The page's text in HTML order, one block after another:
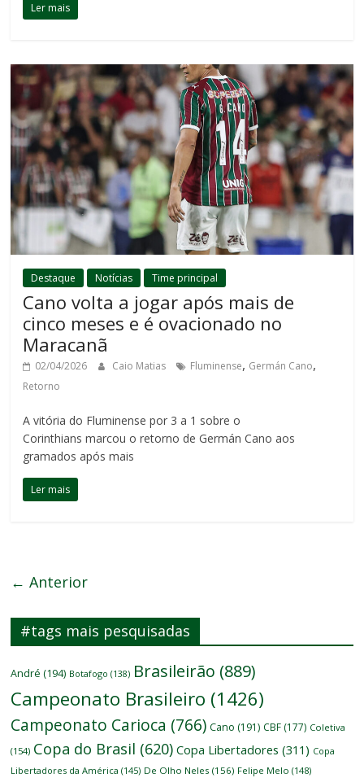
Ler mais
Destaque Notícias Time principal
Cano volta a jogar após mais de
cinco meses e é ovacionado no
Maracanã
02/04/2026 Caio Matias Fluminense, Germán Cano,
Retorno
A vitória do Fluminense por 3 a 1 sobre o
Corinthians marcou o retorno de Germán Cano aos
gramados após mais
Ler mais
← Anterior
#tags mais pesquisadas
André (194) Botafogo (138) Brasileirão (889)
Campeonato Brasileiro (1426)
Campeonato Carioca (766) Cano (191) CBF (177) Coletiva
(154) Copa do Brasil (620) Copa Libertadores (311) Copa
Libertadores da América (145) De Olho Neles (156) Felipe Melo (148)